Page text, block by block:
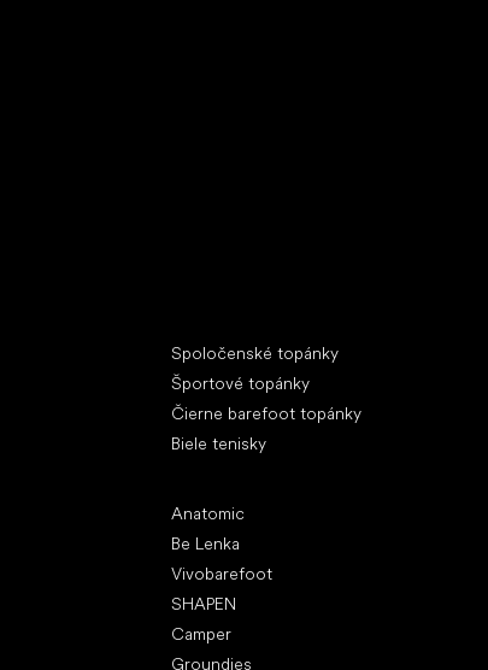
Spoločenské topánky
Športové topánky
Čierne barefoot topánky
Biele tenisky
Anatomic
Be Lenka
Vivobarefoot
SHAPEN
Camper
Groundies